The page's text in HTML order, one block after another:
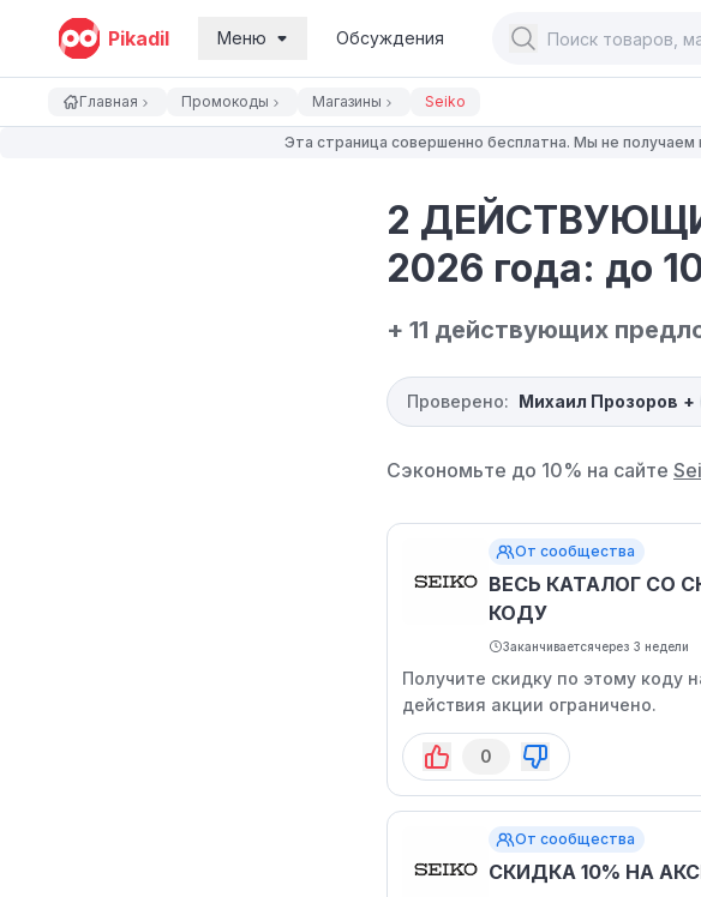
Pikadil Меню Обсуждения
Главная Промокоды Магазины Seiko
Эта страница совершенно бесплатна. Мы не
2
2026 года: до
+ 11 действующих
Проверено: Михаил Прозоров +
Сэкономьте до 10% на сайте
От сообщества
ВЕСЬ КАТАЛОГ СО
КОДУ
Заканчиваетсячерез 3 недели
Получите скидку по этому коду
действия акции ограничено.
0
От сообщества
СКИДКА 10% НА